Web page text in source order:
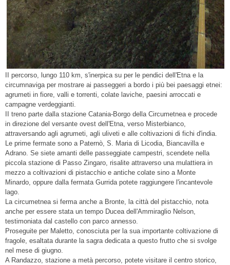
II percorso, lungo 110 km, s'inerpica su per le pendici dell'Etna e la
circumnaviga per mostrare ai passeggeri a bordo i più bei paesaggi etnei:
agrumeti in fiore, valli e torrenti, colate laviche, paesini arroccati e
campagne verdeggianti.
II treno parte dalla stazione Catania-Borgo della Circumetnea e procede
in direzione del versante ovest dell'Etna, verso Misterbianco,
attraversando agli agrumeti, agli uliveti e alle coltivazioni di fichi d'india.
Le prime fermate sono a Paternò, S. Maria di Licodia, Biancavilla e
Adrano. Se siete amanti delle passeggiate campestri, scendete nella
piccola stazione di Passo Zingaro, risalite attraverso una mulattiera in
mezzo a coltivazioni di pistacchio e antiche colate sino a Monte
Minardo, oppure dalla fermata Gurrida potete raggiungere l'incantevole
lago.
La circumetnea si ferma anche a Bronte, la città del pistacchio, nota
anche per essere stata un tempo Ducea dell'Ammiraglio Nelson,
testimoniata dal castello con parco annesso.
Proseguite per Maletto, conosciuta per la sua importante coltivazione di
fragole, esaltata durante la sagra dedicata a questo frutto che si svolge
nel mese di giugno.
A Randazzo, stazione a metà percorso, potete visitare il centro storico,